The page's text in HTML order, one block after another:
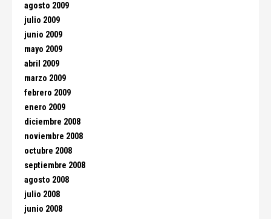
agosto 2009
julio 2009
junio 2009
mayo 2009
abril 2009
marzo 2009
febrero 2009
enero 2009
diciembre 2008
noviembre 2008
octubre 2008
septiembre 2008
agosto 2008
julio 2008
junio 2008